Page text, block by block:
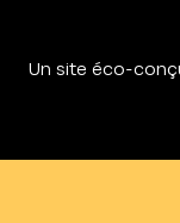
Un site éco-